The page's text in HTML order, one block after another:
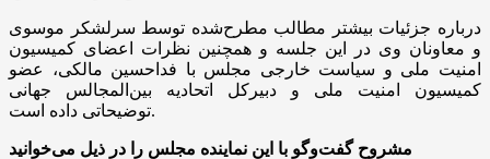
درباره جزئیات بیشتر مطالب مطرح‌شده توسط سرلشکر موسوی
و معاونان وی در این جلسه و همچنین نظرات اعضای کمیسیون
امنیت ملی و سیاست خارجی مجلس با فداحسین مالکی، عضو
کمیسیون امنیت ملی و دبیرکل اتحادیه بین‌المجالس جهانی
توضیحاتی داده است.
مشروح گفت‌و‌گو با این نماینده مجلس را در ذیل می‌خوانید